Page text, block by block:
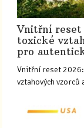
Vnitřní
toxické
pro
Vnitřní reset
vztahových vzorců